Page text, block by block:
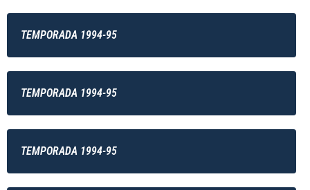
TEMPORADA 1994-95
TEMPORADA 1994-95
TEMPORADA 1994-95